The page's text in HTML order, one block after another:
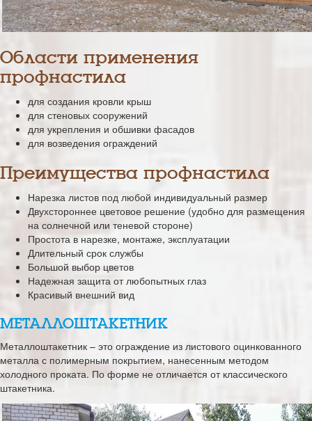
Области применения
профнастила
для создания кровли крыш
для стеновых сооружений
для укрепления и обшивки фасадов
для возведения ограждений
Преимущества профнастила
Нарезка листов под любой индивидуальный размер
Двухстороннее цветовое решение (удобно для размещения
на солнечной или теневой стороне)
Простота в нарезке, монтаже, эксплуатации
Длительный срок службы
Большой выбор цветов
Надежная защита от любопытных глаз
Красивый внешний вид
МЕТАЛЛОШТАКЕТНИК
Металлоштакетник – это ограждение из листового оцинкованного
металла с полимерным покрытием, нанесенным методом
холодного проката. По форме не отличается от классического
штакетника.